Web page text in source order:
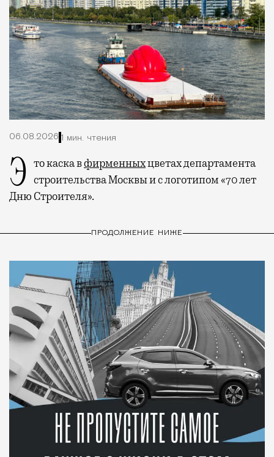
06.08.2026 1 мин. чтения
Это каска вфирменныхцветах департамента
строительства Москвы и с логотипом «70 лет
Дню Строителя».
ПРОДОЛЖЕНИЕ НИЖЕ